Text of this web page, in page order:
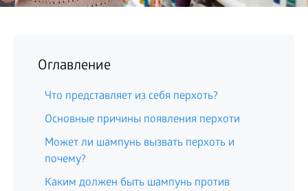
Оглавление
Что представляет из себя перхоть?
Основные причины появления перхоти
Может ли шампунь вызвать перхоть и
почему?
Каким должен быть шампунь против